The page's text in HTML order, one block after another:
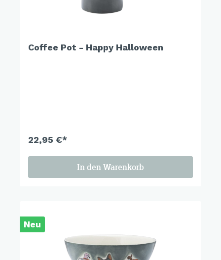
Coffee Pot - Happy Halloween
22,95 €*
In den Warenkorb
Neu